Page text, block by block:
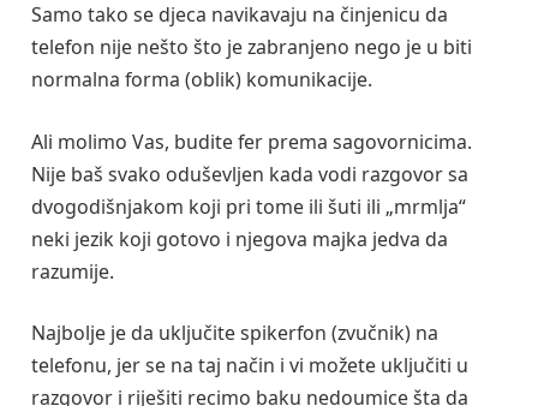
Samo tako se djeca navikavaju na činjenicu da
telefon nije nešto što je zabranjeno nego je u biti
normalna forma (oblik) komunikacije.
Ali molimo Vas, budite fer prema sagovornicima.
Nije baš svako oduševljen kada vodi razgovor sa
dvogodišnjakom koji pri tome ili šuti ili „mrmlja“
neki jezik koji gotovo i njegova majka jedva da
razumije.
Najbolje je da uključite spikerfon (zvučnik) na
telefonu, jer se na taj način i vi možete uključiti u
razgovor i riješiti recimo baku nedoumice šta da